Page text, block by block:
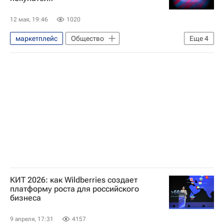
12 мая, 19:46 1020
Еще4
маркетплейс
Общество
Дмитрий Свищев
Госдума РФ
КИТ 2026: как Wildberries создает
платформу роста для российского
бизнеса
9 апреля, 17:31 4157